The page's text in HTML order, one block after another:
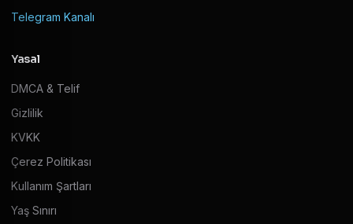
Telegram Kanalı
Yasal
DMCA & Telif
Gizlilik
KVKK
Çerez Politikası
Kullanım Şartları
Yaş Sınırı